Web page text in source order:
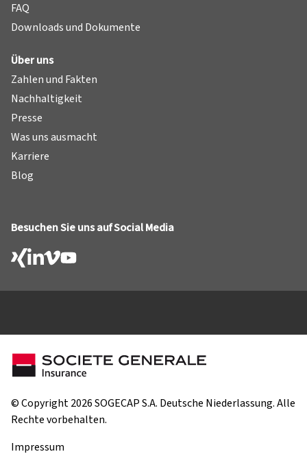
FAQ
Downloads und Dokumente
Über uns
Zahlen und Fakten
Nachhaltigkeit
Presse
Was uns ausmacht
Karriere
Blog
Besuchen Sie uns auf Social Media
© Copyright 2026 SOGECAP S.A. Deutsche Niederlassung. Alle
Rechte vorbehalten.
Impressum